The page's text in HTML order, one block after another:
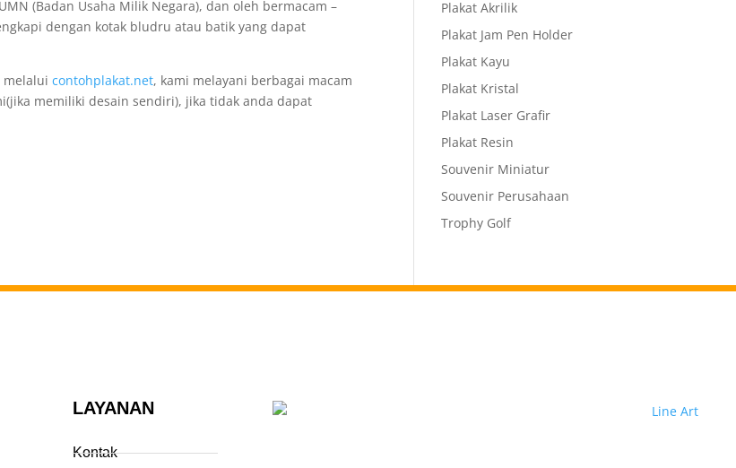
(Badan Usaha Milik Negara), dan oleh bermacam –
dengan kotak bludru atau batik yang dapat
melaluicontohplakat.net, kami melayani berbagai macam
memiliki desain sendiri), jika tidak anda dapat
Plakat Akrilik
Plakat Jam Pen Holder
Plakat Kayu
Plakat Kristal
Plakat Laser Grafir
Plakat Resin
Souvenir Miniatur
Souvenir Perusahaan
Trophy Golf
LAYANAN
Kontak